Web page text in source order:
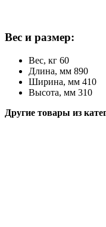
Вес и размер:
Вес, кг 60
Длина, мм 890
Ширина, мм 410
Высота, мм 310
Другие товары из